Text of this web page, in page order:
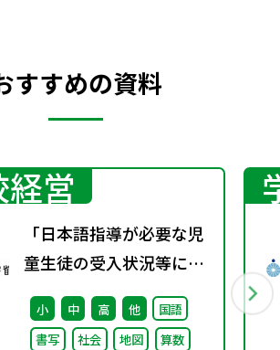
すすめの資料
営
「日本語指導が必要な児
童生徒の受入状況等に関
する調査（令和5年
度）」の結果について
小 中 高 他
国語
書写
社会 地図
算数